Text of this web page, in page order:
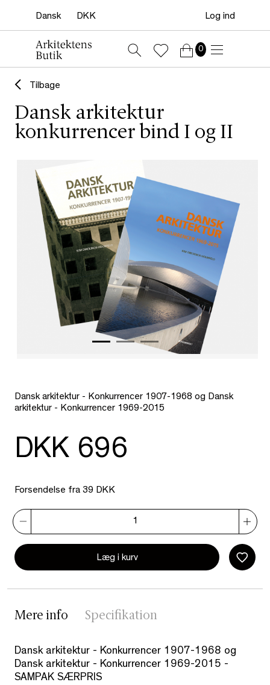
Log ind
0
Tilbage
Dansk arkitektur
konkurrencer bind I og II
Dansk arkitektur - Konkurrencer 1907-1968 og Dansk
arkitektur - Konkurrencer 1969-2015
DKK 696
Forsendelse fra 39 DKK
Læg i kurv
Mere info Specifikation
Dansk arkitektur - Konkurrencer 1907-1968 og
Dansk arkitektur - Konkurrencer 1969-2015 -
SAMPAK SÆRPRIS